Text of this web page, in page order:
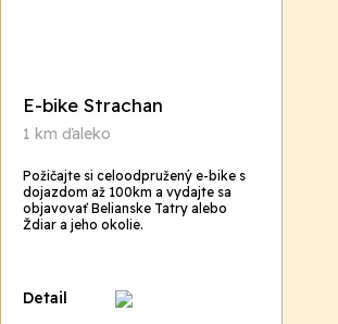
E-bike Strachan
1 km ďaleko
Požičajte si celoodpružený e-bike s
dojazdom až 100km a vydajte sa
objavovať Belianske Tatry alebo
Ždiar a jeho okolie.
Detail